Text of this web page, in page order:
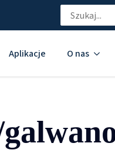
Aplikacje O nas